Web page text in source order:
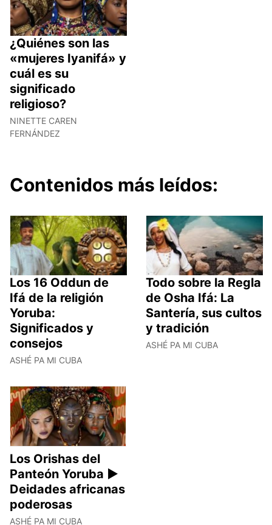
¿Quiénes son las
«mujeres Iyanifá» y
cuál es su
significado
religioso?
NINETTE CAREN
FERNÁNDEZ
Contenidos más leídos:
Los 16 Oddun de
Ifá de la religión
Yoruba:
Significados y
consejos
ASHÉ PA MI CUBA
Todo sobre la Regla
de Osha Ifá: La
Santería, sus cultos
y tradición
ASHÉ PA MI CUBA
Los Orishas del
Panteón Yoruba ►
Deidades africanas
poderosas
ASHÉ PA MI CUBA